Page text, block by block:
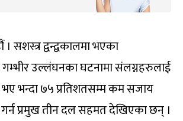
सशस्त्र द्वन्द्वकालमा भएका
उल्लंघनका घटनामा संलग्नहरुलाई
भन्दा ७५ प्रतिशतसम्म कम सजाय
प्रमुख तीन दल सहमत देखिएका छन् ।